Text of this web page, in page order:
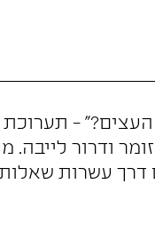
-
ודרור לייבה.
דרך עשרות